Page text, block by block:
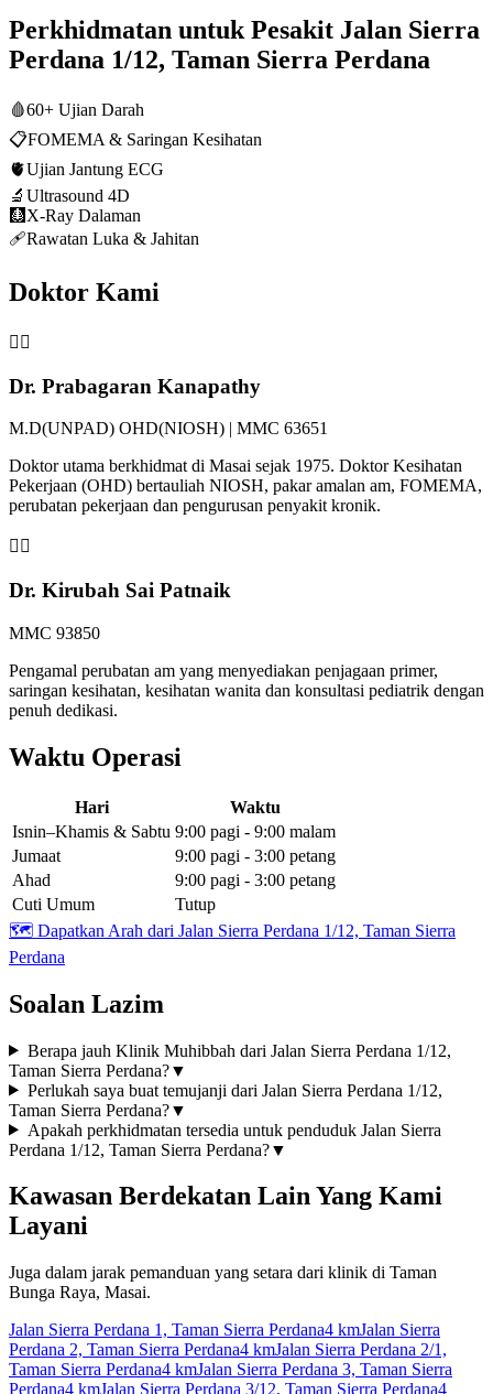
Perkhidmatan untuk Pesakit Jalan Sierra
Perdana 1/12, Taman Sierra Perdana
🩸60+ Ujian Darah
📋FOMEMA & Saringan Kesihatan
🫀Ujian Jantung ECG
🔬 Ultrasound 4D
🩻 X-Ray Dalaman
🩹Rawatan Luka & Jahitan
Doktor Kami
👨‍⚕️
Dr. Prabagaran Kanapathy
M.D(UNPAD) OHD(NIOSH) | MMC 63651
Doktor utama berkhidmat di Masai sejak 1975. Doktor Kesihatan
Pekerjaan (OHD) bertauliah NIOSH, pakar amalan am, FOMEMA,
perubatan pekerjaan dan pengurusan penyakit kronik.
👩‍⚕️
Dr. Kirubah Sai Patnaik
MMC 93850
Pengamal perubatan am yang menyediakan penjagaan primer,
saringan kesihatan, kesihatan wanita dan konsultasi pediatrik dengan
penuh dedikasi.
Waktu Operasi
Hari
Waktu
Isnin–Khamis & Sabtu 9:00 pagi - 9:00 malam
Jumaat
9:00 pagi - 3:00 petang
Ahad
9:00 pagi - 3:00 petang
Cuti Umum
Tutup
🗺️ Dapatkan Arah dari Jalan Sierra Perdana 1/12, Taman Sierra
Perdana
Soalan Lazim
Berapa jauh Klinik Muhibbah dari Jalan Sierra Perdana 1/12,
Taman Sierra Perdana?▼
Perlukah saya buat temujanji dari Jalan Sierra Perdana 1/12,
Taman Sierra Perdana?▼
Apakah perkhidmatan tersedia untuk penduduk Jalan Sierra
Perdana 1/12, Taman Sierra Perdana?▼
Kawasan Berdekatan Lain Yang Kami
Layani
Juga dalam jarak pemanduan yang setara dari klinik di Taman
Bunga Raya, Masai.
Jalan Sierra Perdana 1, Taman Sierra Perdana4 kmJalan Sierra
Perdana 2, Taman Sierra Perdana4 kmJalan Sierra Perdana 2/1,
Taman Sierra Perdana4 kmJalan Sierra Perdana 3, Taman Sierra
Perdana4 kmJalan Sierra Perdana 3/12, Taman Sierra Perdana4